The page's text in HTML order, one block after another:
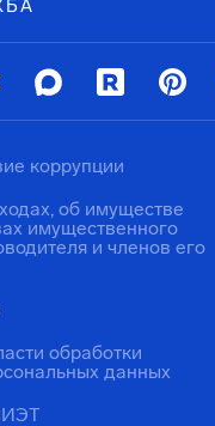
обработки
данных
коррупции
об имуществе
имущественного
и членов его